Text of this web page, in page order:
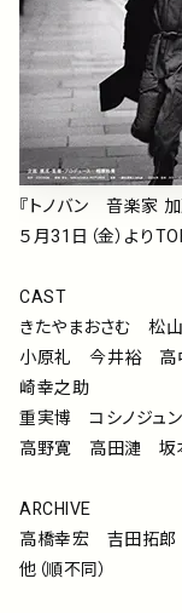
『トノバン 音楽家
５月31日（金）より
CAST
きたやまおさむ
小原礼 今井裕 高
崎幸之助
重実博 コシノジ
高野寛 高田漣 坂
ARCHIVE
高橋幸宏 吉田拓
他（順不同）